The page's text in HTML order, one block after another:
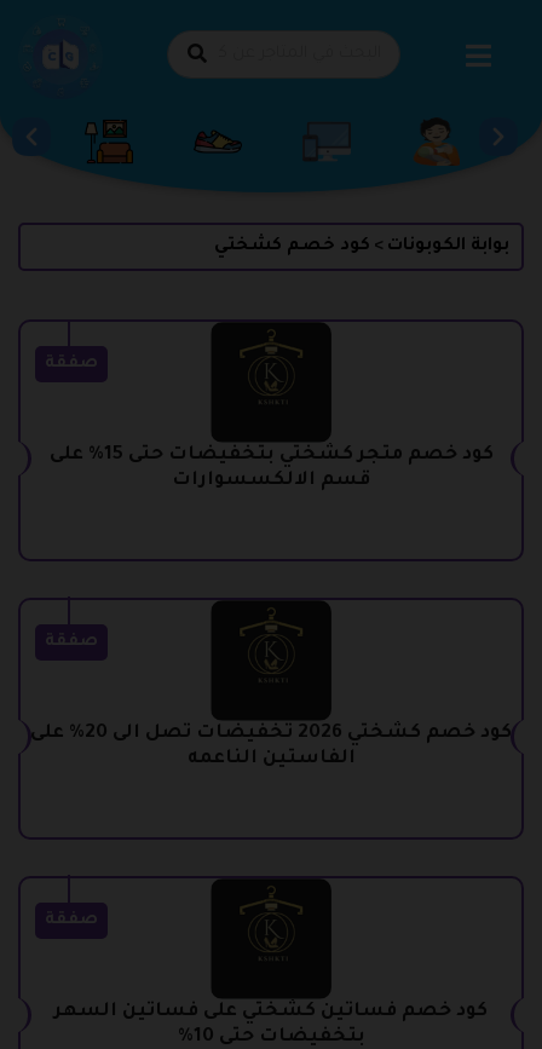
بوابة الكوبونات > كود خصم كشختي
صفقة
كود خصم متجر كشختي بتخفيضات حتى 15% على
قسم الالكسسوارات
صفقة
كود خصم كشختي 2026 تخفيضات تصل الى 20% على
الفاستين الناعمه
صفقة
كود خصم فساتين كشختي على فساتين السهر
بتخفيضات حتى 10%